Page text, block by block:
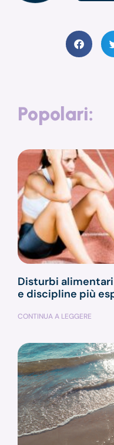
Popolari:
Disturbi
e discipline più
CONTINUA A LEGGERE